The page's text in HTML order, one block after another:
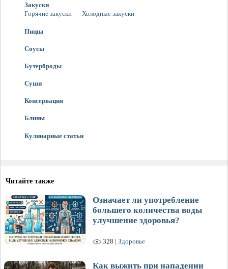
Закуски
Горячие закуски
Холодные закуски
Пицца
Соусы
Бутерброды
Суши
Консервация
Блины
Кулинарные статьи
Читайте также
Означает ли употребление
большего количества воды
улучшение здоровья?
328 | Здоровье
Как выжить при нападении